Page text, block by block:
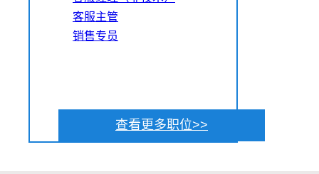
客服主管
销售专员
查看更多职位>>